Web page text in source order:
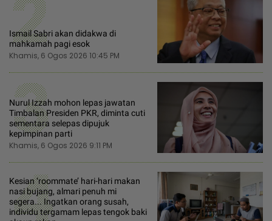
2
Ismail Sabri akan didakwa di
mahkamah pagi esok
Khamis, 6 Ogos 2026 10:45 PM
3
Nurul Izzah mohon lepas jawatan
Timbalan Presiden PKR, diminta cuti
sementara selepas dipujuk
kepimpinan parti
Khamis, 6 Ogos 2026 9:11 PM
4
Kesian ‘roommate’ hari-hari makan
nasi bujang, almari penuh mi
segera... Ingatkan orang susah,
individu tergamam lepas tengok baki